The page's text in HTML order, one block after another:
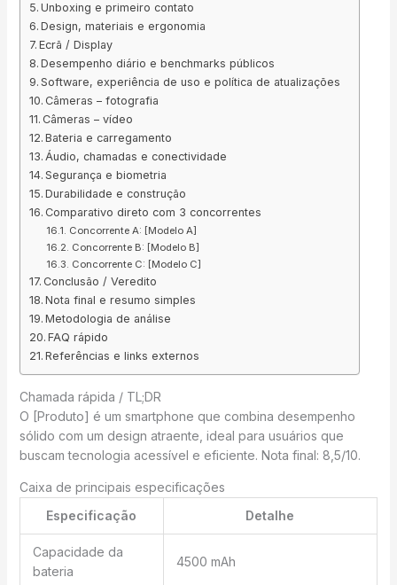
Unboxing e primeiro contato
Design, materiais e ergonomia
Ecrã / Display
Desempenho diário e benchmarks públicos
Software, experiência de uso e política de atualizações
Câmeras – fotografia
Câmeras – vídeo
Bateria e carregamento
Áudio, chamadas e conectividade
Segurança e biometria
Durabilidade e construção
Comparativo direto com 3 concorrentes
Concorrente A: [Modelo A]
Concorrente B: [Modelo B]
Concorrente C: [Modelo C]
Conclusão / Veredito
Nota final e resumo simples
Metodologia de análise
FAQ rápido
Referências e links externos
Chamada rápida / TL;DR
O [Produto] é um smartphone que combina desempenho
sólido com um design atraente, ideal para usuários que
buscam tecnologia acessível e eficiente. Nota final: 8,5/10.
Caixa de principais especificações
Especificação
Detalhe
Capacidade da
bateria
4500 mAh